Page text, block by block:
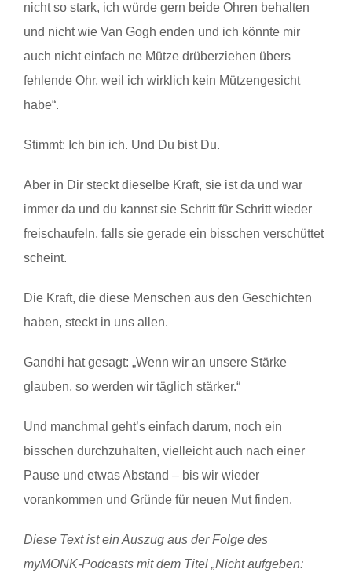
nicht so stark, ich würde gern beide Ohren behalten
und nicht wie Van Gogh enden und ich könnte mir
auch nicht einfach ne Mütze drüberziehen übers
fehlende Ohr, weil ich wirklich kein Mützengesicht
habe“.
Stimmt: Ich bin ich. Und Du bist Du.
Aber in Dir steckt dieselbe Kraft, sie ist da und war
immer da und du kannst sie Schritt für Schritt wieder
freischaufeln, falls sie gerade ein bisschen verschüttet
scheint.
Die Kraft, die diese Menschen aus den Geschichten
haben, steckt in uns allen.
Gandhi hat gesagt: „Wenn wir an unsere Stärke
glauben, so werden wir täglich stärker.“
Und manchmal geht’s einfach darum, noch ein
bisschen durchzuhalten, vielleicht auch nach einer
Pause und etwas Abstand – bis wir wieder
vorankommen und Gründe für neuen Mut finden.
Diese Text ist ein Auszug aus der Folge des
myMONK-Podcasts mit dem Titel „Nicht aufgeben: